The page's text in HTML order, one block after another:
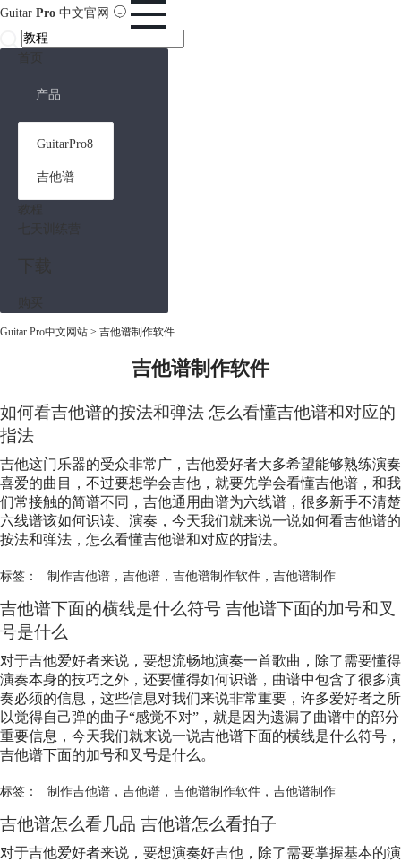
Guitar Pro 中文官网
产品
GuitarPro8
吉他谱
Guitar Pro中文网站 > 吉他谱制作软件
吉他谱制作软件
如何看吉他谱的按法和弹法 怎么看懂吉他谱和对应的
指法
吉他这门乐器的受众非常广，吉他爱好者大多希望能够熟练演奏
喜爱的曲目，不过要想学会吉他，就要先学会看懂吉他谱，和我
们常接触的简谱不同，吉他通用曲谱为六线谱，很多新手不清楚
六线谱该如何识读、演奏，今天我们就来说一说如何看吉他谱的
按法和弹法，怎么看懂吉他谱和对应的指法。
标签： 制作吉他谱， 吉他谱， 吉他谱制作软件， 吉他谱制作
吉他谱下面的横线是什么符号 吉他谱下面的加号和叉
号是什么
对于吉他爱好者来说，要想流畅地演奏一首歌曲，除了需要懂得
演奏本身的技巧之外，还要懂得如何识谱，曲谱中包含了很多演
奏必须的信息，这些信息对我们来说非常重要，许多爱好者之所
以觉得自己弹的曲子“感觉不对”，就是因为遗漏了曲谱中的部分
重要信息，今天我们就来说一说吉他谱下面的横线是什么符号，
吉他谱下面的加号和叉号是什么。
标签： 制作吉他谱， 吉他谱， 吉他谱制作软件， 吉他谱制作
吉他谱怎么看几品 吉他谱怎么看拍子
对于吉他爱好者来说，要想演奏好吉他，除了需要掌握基本的演